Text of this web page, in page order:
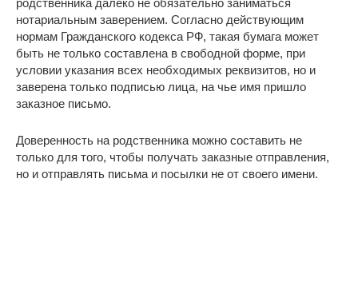
нотариальным заверением. Согласно действующим
нормам Гражданского кодекса РФ, такая бумага может
быть не только составлена в свободной форме, при
условии указания всех необходимых реквизитов, но и
заверена только подписью лица, на чье имя пришло
заказное письмо.
Доверенность на родственника можно составить не
только для того, чтобы получать заказные отправления,
но и отправлять письма и посылки не от своего имени.